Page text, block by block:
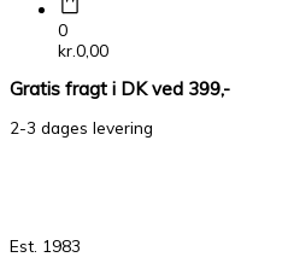
0
kr.0,00
Gratis fragt i DK ved 399,-
2-3 dages levering
Est. 1983